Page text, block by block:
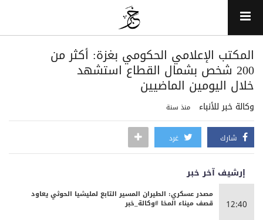
المكتب الإعلامي الحكومي بغزة: أكثر من
200 شخص بشمال القطاع استشهد
خلال اليومين الماضيين
وكالة خبر للأنباء منذ سنة
شارك غرد
إرشيف آخر خبر
12:40
مصدر عسكري: الطيران المسير التابع لمليشيا الحوثي يعاود
قصف ميناء المخا #وكالة_خبر